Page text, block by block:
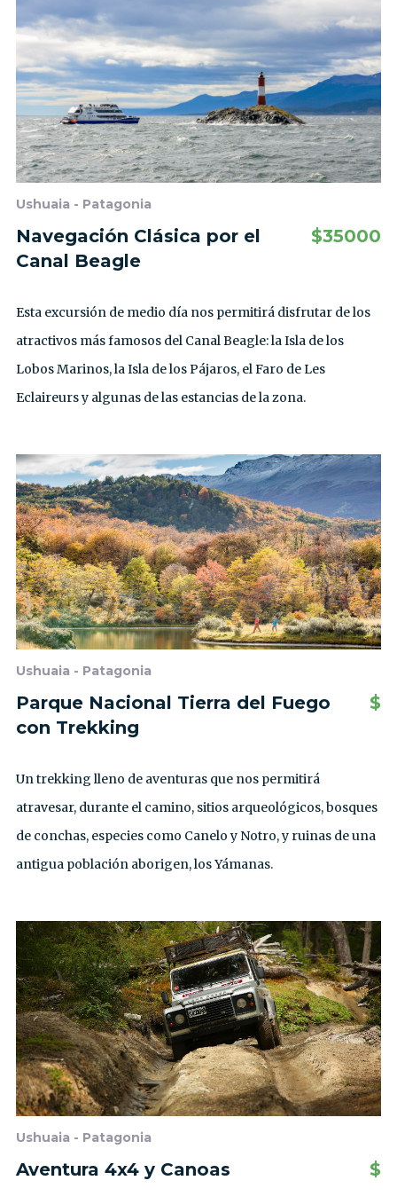
Ushuaia - Patagonia
Navegación Clásica por el
Canal Beagle
$35000
Esta excursión de medio día nos permitirá disfrutar de los
atractivos más famosos del Canal Beagle: la Isla de los
Lobos Marinos, la Isla de los Pájaros, el Faro de Les
Eclaireurs y algunas de las estancias de la zona.
Ushuaia - Patagonia
Parque Nacional Tierra del Fuego
con Trekking
$
Un trekking lleno de aventuras que nos permitirá
atravesar, durante el camino, sitios arqueológicos, bosques
de conchas, especies como Canelo y Notro, y ruinas de una
antigua población aborigen, los Yámanas.
Ushuaia - Patagonia
Aventura 4x4 y Canoas $